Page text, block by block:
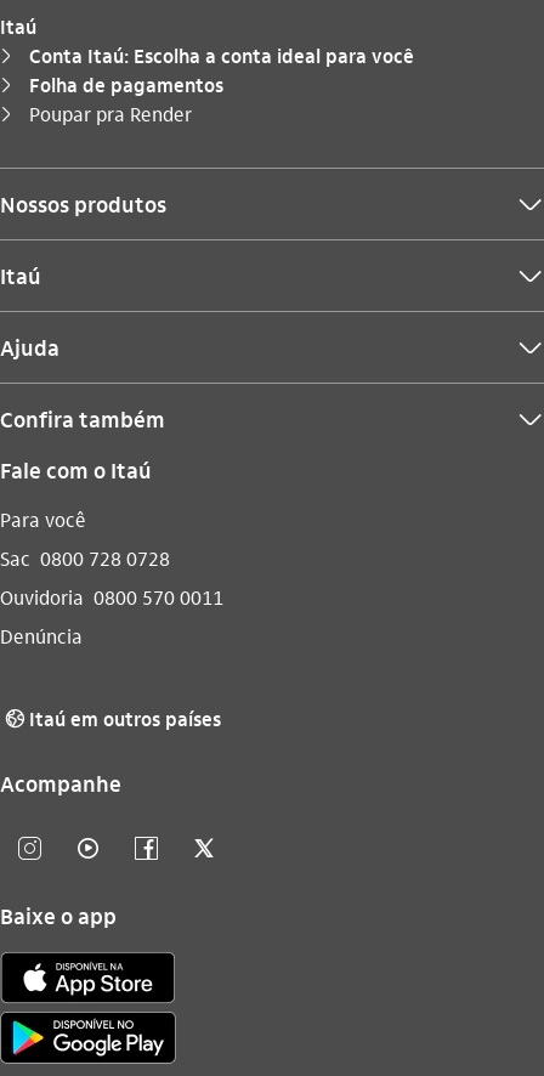
Itaú
seta_direita Conta Itaú: Escolha a conta ideal para você
seta_direita Folha de pagamentos
seta_direita
Você está aqui:
Poupar pra Render
Nossos produtos seta_baixo
Itaú seta_baixo
Ajuda seta_baixo
Confira também seta_baixo
Fale com o Itaú
Para você
Sac 0800 728 0728
Ouvidoria 0800 570 0011
Denúncia
globo_outline Itaú em outros países
Acompanhe
instagram_outline video_outline facebook_outline twitter_outline
Baixe o app